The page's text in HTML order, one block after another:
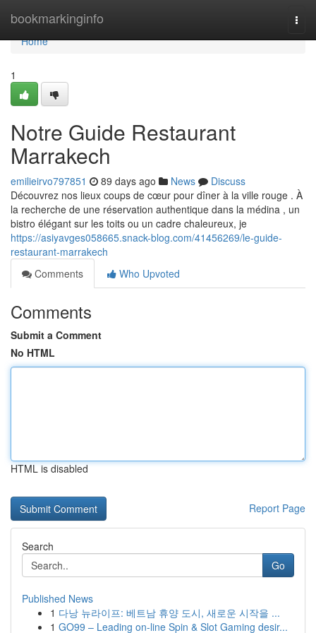
bookmarkinginfo
Home
Home
1
Notre Guide Restaurant
Marrakech
emilieirvo797851 89 days ago News
Discuss
Découvrez nos lieux coups de cœur pour dîner à la ville rouge . À
la recherche de une réservation authentique dans la médina , un
bistro élégant sur les toits ou un cadre chaleureux, je
https://asiyavges058665.snack-blog.com/41456269/le-guide-
restaurant-marrakech
Comments
Who Upvoted
Comments
Submit a Comment
No HTML
HTML is disabled
Report Page
Search
Go
Published News
1 다낭 뉴라이프: 베트남 휴양 도시, 새로운 시작을 ...
1 GO99 – Leading on-line Spin & Slot Gaming desir...